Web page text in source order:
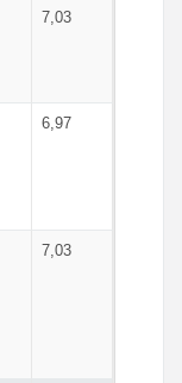
7,03
6,97
7,03